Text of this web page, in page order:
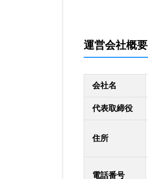
運営会社概要
会社名
代表取締役
住所
電話番号